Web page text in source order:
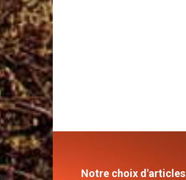
Notre choix d'articles